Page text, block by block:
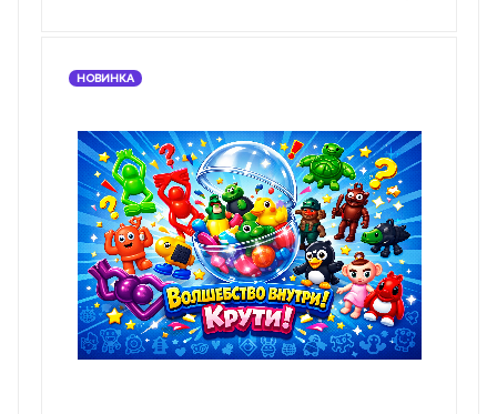
НОВИНКА